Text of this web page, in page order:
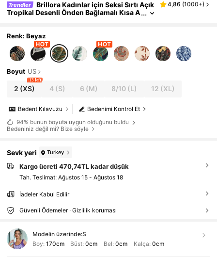
Trendler
Brillora Kadınlar için Seksi Sırtı Açık
Tropikal Desenli Önden Bağlamalı Kısa A
4,86 (1000+)
Renk: Beyaz
Boyut US
2 (XS)
13 left
4(S) 6 (M) 8/10 (L) 12 (XL)
Bedenimi Kontrol Et
Bedent Kılavuzu
94% bunun boyuta uygun olduğunu buldu
Bedeniniz değil mi? Bize söyle
Sevk yeri Turkey
Kargo ücreti 470,74TL kadar düşük
Tah. Teslimat: Ağustos 15 - Ağustos 18
İadeler Kabul Edilir
Güvenli Ödemeler · Gizlilik koruması
Modelin üzerinde:S
Boy: 170cm Büst:0cm Bel: 0cm Kalça: 0cm